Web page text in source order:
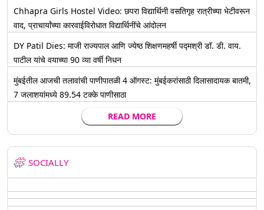
Chhapra Girls Hostel Video: छपरा विद्यार्थिनी वसतिगृह रात्रीच्या भेटीवरून
वाद, प्राचार्यांच्या कारवाईविरोधात विद्यार्थिनींचे आंदोलन
DY Patil Dies: माजी राज्यपाल आणि ज्येष्ठ शिक्षणमहर्षी पद्मश्री डॉ. डी. वाय.
पाटील यांचे वयाच्या 90 व्या वर्षी निधन
मुंबईतील आजची तलावांची पाणीपातळी 4 ऑगस्ट: मुंबईकरांसाठी दिलासादायक बातमी,
7 जलाशयांमध्ये 89.54 टक्के पाणीसाठा
READ MORE
SOCIALLY